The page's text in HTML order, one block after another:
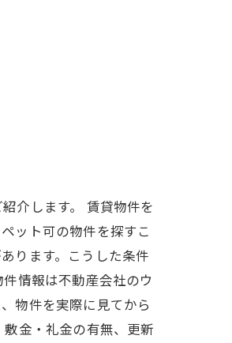
介します。 賃貸物件を
ット可の物件を探すこ
ります。こうした条件
情報は不動産会社のウ
物件を実際に見てから
金・礼金の有無、更新